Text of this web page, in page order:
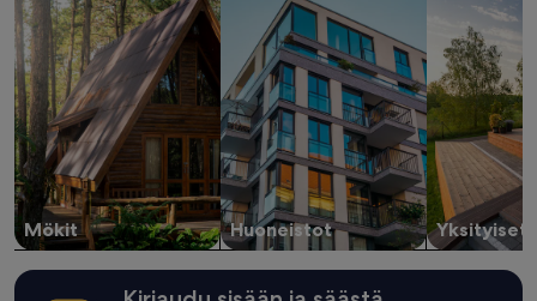
ja
saatavuus
voivat
muuttua.
Muita
ehtoja
saatetaan
soveltaa.
Mökit Huoneistot Yksityiset